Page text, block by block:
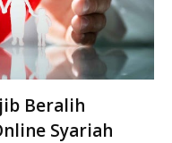
Beralih
Syariah